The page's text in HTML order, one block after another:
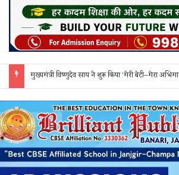
सक्ती: ₹90 लाख की ठगी का खुलासा, एक महिला समेत 3